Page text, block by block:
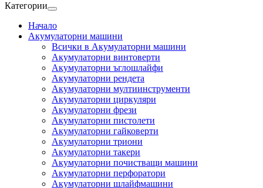
Категории
Начало
Акумулаторни машини
Всички в Акумулаторни машини
Акумулаторни винтоверти
Акумулаторни ъглошлайфи
Акумулаторни рендета
Акумулаторни мултиинструменти
Акумулаторни циркуляри
Акумулаторни фрези
Акумулаторни пистолети
Акумулаторни гайковерти
Акумулаторни триони
Акумулаторни такери
Акумулаторни почистващи машини
Акумулаторни перфоратори
Акумулаторни шлайфмашини